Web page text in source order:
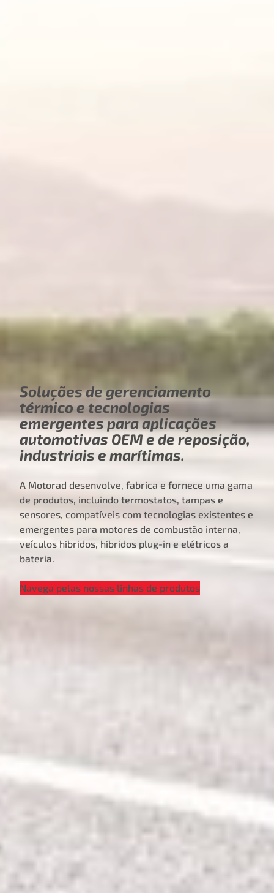
Soluções de gerenciamento
térmico e tecnologias
emergentes para aplicações
automotivas OEM e de reposição,
industriais e marítimas.
A Motorad desenvolve, fabrica e fornece uma gama
de produtos, incluindo termostatos, tampas e
sensores, compatíveis com tecnologias existentes e
emergentes para motores de combustão interna,
veículos híbridos, híbridos plug-in e elétricos a
bateria.
Navega pelas nossas linhas de produtos